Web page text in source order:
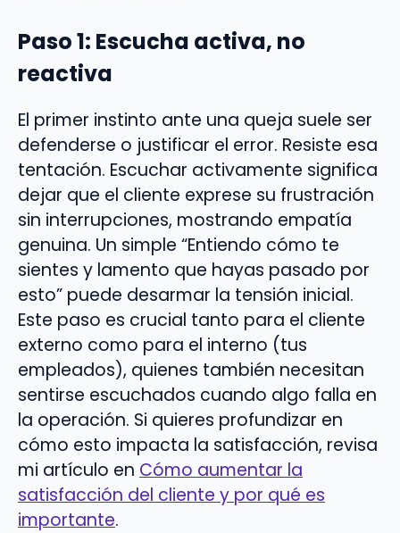
Paso 1: Escucha activa, no
reactiva
El primer instinto ante una queja suele ser
defenderse o justificar el error. Resiste esa
tentación. Escuchar activamente significa
dejar que el cliente exprese su frustración
sin interrupciones, mostrando empatía
genuina. Un simple “Entiendo cómo te
sientes y lamento que hayas pasado por
esto” puede desarmar la tensión inicial.
Este paso es crucial tanto para el cliente
externo como para el interno (tus
empleados), quienes también necesitan
sentirse escuchados cuando algo falla en
la operación. Si quieres profundizar en
cómo esto impacta la satisfacción, revisa
mi artículo en Cómo aumentar la
satisfacción del cliente y por qué es
importante.